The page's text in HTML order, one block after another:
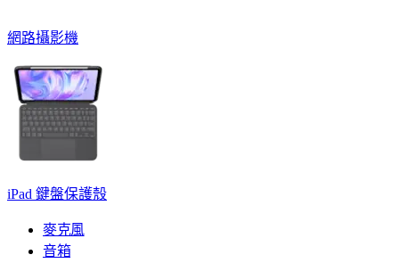
網路攝影機
iPad 鍵盤保護殼
麥克風
音箱